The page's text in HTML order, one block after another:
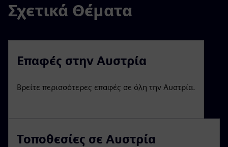
Σχετικά Θέματα
Επαφές στην Αυστρία
Βρείτε περισσότερες επαφές σε όλη την Αυστρία.
Τοποθεσίες σε Αυστρία